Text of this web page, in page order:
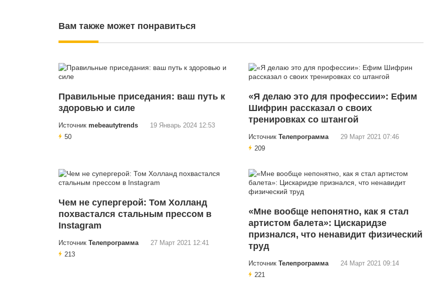
Вам также может понравиться
Правильные приседания: ваш путь к
здоровью и силе
Источник mebeautytrends
19 Январь 2024 12:53
50
«Я делаю это для профессии»: Ефим
Шифрин рассказал о своих
тренировках со штангой
Источник Телепрограмма
29 Март 2021 07:46
209
Чем не супергерой: Том Холланд
похвастался стальным прессом в
Instagram
Источник Телепрограмма
27 Март 2021 12:41
213
«Мне вообще непонятно, как я стал
артистом балета»: Цискаридзе
признался, что ненавидит физический
труд
Источник Телепрограмма
24 Март 2021 09:14
221